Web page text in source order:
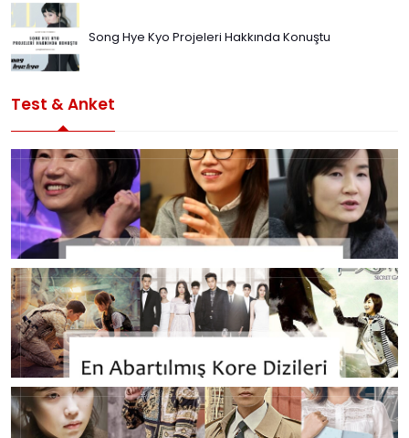
Song Hye Kyo Projeleri Hakkında Konuştu
Test & Anket